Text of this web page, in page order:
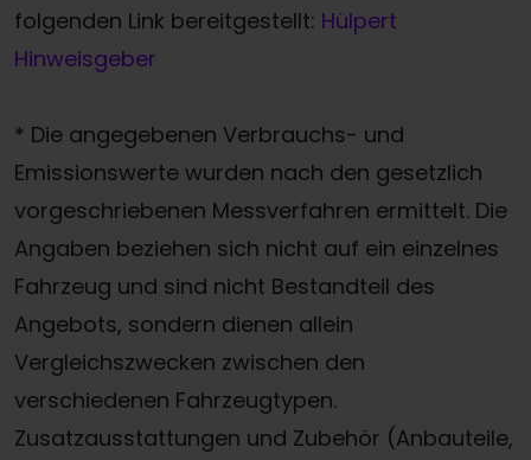
folgenden Link bereitgestellt: Hülpert
Hinweisgeber
* Die angegebenen Verbrauchs- und
Emissionswerte wurden nach den gesetzlich
vorgeschriebenen Messverfahren ermittelt. Die
Angaben beziehen sich nicht auf ein einzelnes
Fahrzeug und sind nicht Bestandteil des
Angebots, sondern dienen allein
Vergleichszwecken zwischen den
verschiedenen Fahrzeugtypen.
Zusatzausstattungen und Zubehör (Anbauteile,